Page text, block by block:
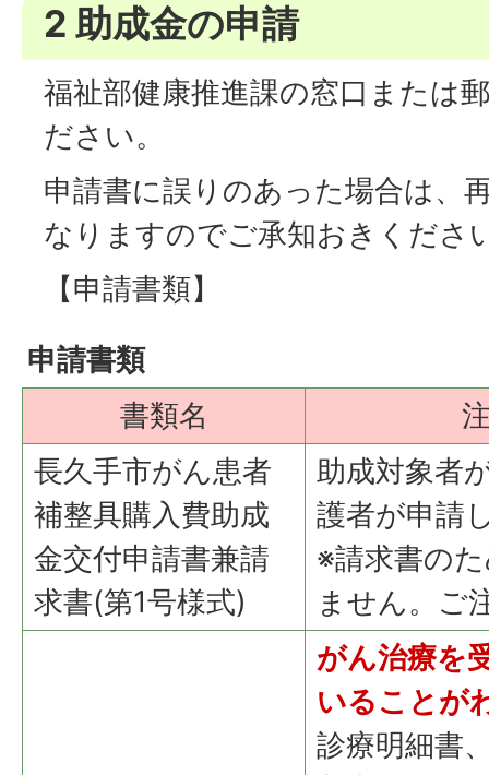
2 助成金の申請
福祉部健康推進課の窓口または
ださい。
申請書に誤りのあった場合は、
なりますのでご承知おきくださ
【申請書類】
申請書類
書類名
長久手市がん患者
補整具購入費助成
金交付申請書兼請
求書(第1号様式)
助成対象者
護者が申請
※請求書の
ません。ご
がん治療を
いることが
診療明細書